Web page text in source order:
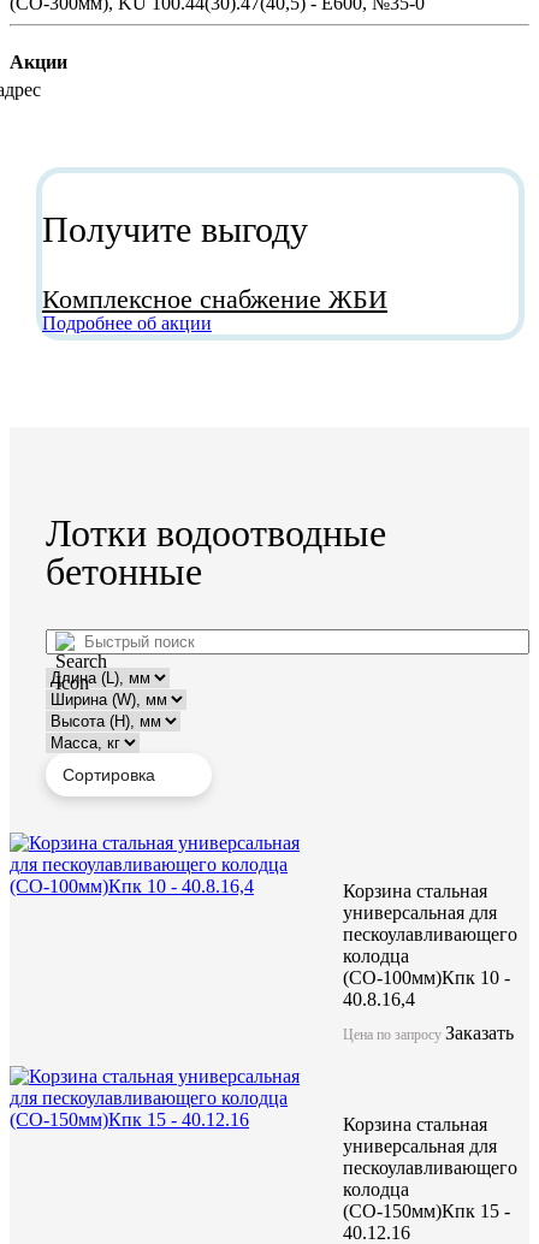
Акции
Получите выгоду
Комплексное снабжение ЖБИ
Подробнее об акции
Лотки водоотводные
бетонные
Корзина стальная
универсальная для
пескоулавливающего
колодца
(СО-100мм)Кпк 10 -
40.8.16,4
Цена по запросу Заказать
Корзина стальная
универсальная для
пескоулавливающего
колодца
(СО-150мм)Кпк 15 -
40.12.16